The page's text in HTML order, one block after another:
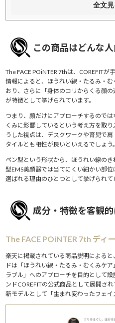
全文
この商品はどんな
The FACE POiNTER 7thは、COREFIT
情報によると、ほうれい線・たるみ・
おり、さらに「身体のコリからくる顔
が特徴として挙げられています。
つまり、顔だけにアプローチするので
くみに影響しているという考え方を取
うした視点は、デスクワークや育児で
タイルとも相性が良いといえるでしょう。
ペン型という形状から、ほうれい線の
型EMS美顔器では当てにくい細かい部
選ばれる理由のひとつとして挙げられて
成分・特徴を客観
The FACE POiNTER 7th ディ
楽天に掲載されている商品説明によると
ドは「ほうれい線・たるみ・むくみケ
ラブル」へのアプローチを目的として
ンドCOREFITの公式商品として展開さ
新モデルとして「生まれ変わったフェイ